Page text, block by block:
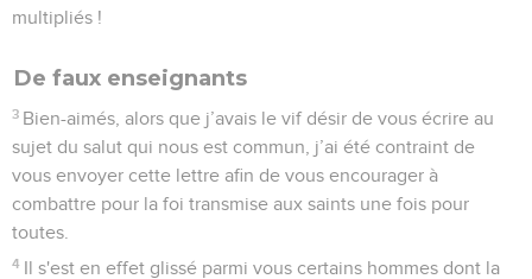
multipliés !
De faux enseignants
3 Bien-aimés, alors que j’avais le vif désir de vous écrire au
sujet du salut qui nous est commun, j’ai été contraint de
vous envoyer cette lettre afin de vous encourager à
combattre pour la foi transmise aux saints une fois pour
toutes.
4 Il s'est en effet glissé parmi vous certains hommes dont la